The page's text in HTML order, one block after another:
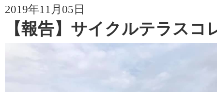
2019年11月05日
【報告】サイクルテラスコ